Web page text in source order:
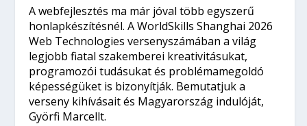
A webfejlesztés ma már jóval több egyszerű
honlapkészítésnél. A WorldSkills Shanghai 2026
Web Technologies versenyszámában a világ
legjobb fiatal szakemberei kreativitásukat,
programozói tudásukat és problémamegoldó
képességüket is bizonyítják. Bemutatjuk a
verseny kihívásait és Magyarország indulóját,
Györfi Marcellt.